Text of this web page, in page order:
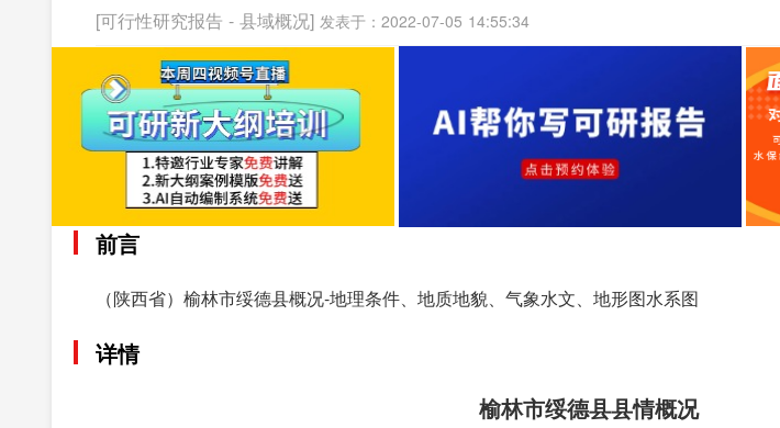
[可行性研究报告 - 县域概况] 发表于：2022-07-05 14:55:34
前言
（陕西省）榆林市绥德县概况-地理条件、地质地貌、气象水文、地形图水系图
详情
榆林市绥德县县情概况